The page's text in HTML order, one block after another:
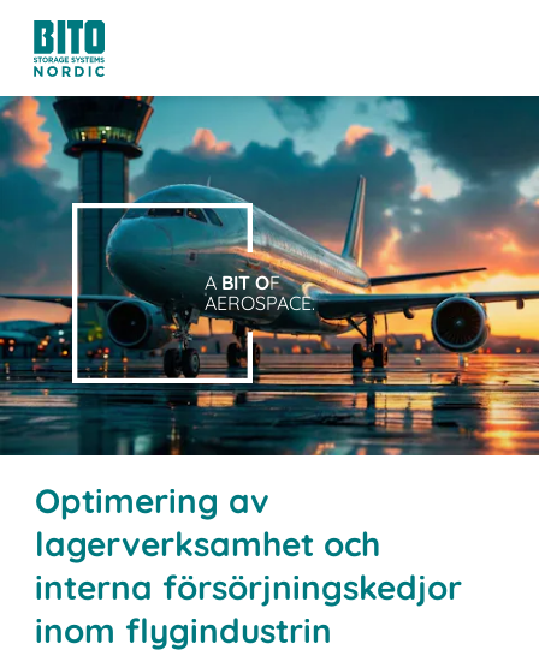
ABIT OF
AEROSPACE.
Optimering av
lagerverksamhet och
interna försörjningskedjor
inom flygindustrin